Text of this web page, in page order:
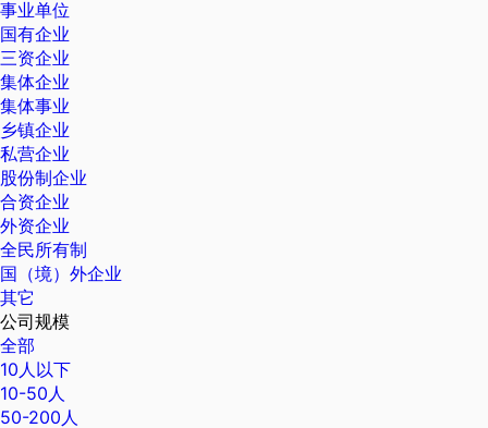
事业单位
国有企业
三资企业
集体企业
集体事业
乡镇企业
私营企业
股份制企业
合资企业
外资企业
全民所有制
国（境）外企业
其它
公司规模
全部
10人以下
10-50人
50-200人